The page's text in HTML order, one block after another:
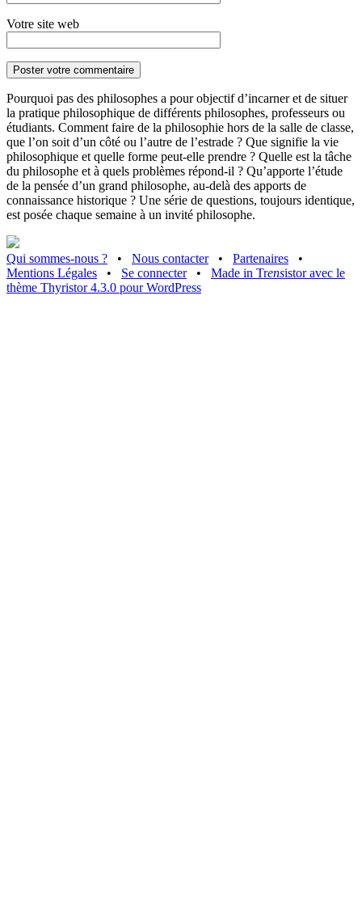
Votre site web
Pourquoi pas des philosophes a pour objectif d’incarner et de situer
la pratique philosophique de différents philosophes, professeurs ou
étudiants. Comment faire de la philosophie hors de la salle de classe,
que l’on soit d’un côté ou l’autre de l’estrade ? Que signifie la vie
philosophique et quelle forme peut-elle prendre ? Quelle est la tâche
du philosophe et à quels problèmes répond-il ? Qu’apporte l’étude
de la pensée d’un grand philosophe, au-delà des apports de
connaissance historique ? Une série de questions, toujours identique,
est posée chaque semaine à un invité philosophe.
Qui sommes-nous ? • Nous contacter • Partenaires
•
Mentions Légales
• Se connecter • Made in Trensistor avec le
thème Thyristor 4.3.0 pour WordPress